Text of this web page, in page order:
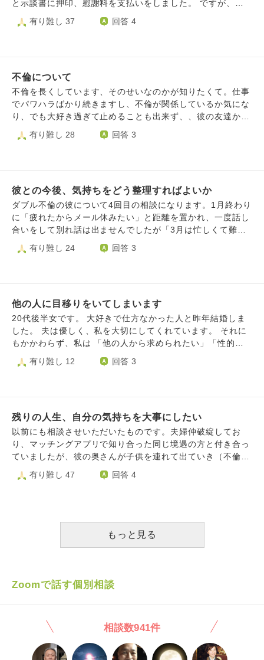
参ってしまいそうです。 今後どのように妻に接し、どのよ
間を大事にできるようにと遠慮してるように思わせたのかも
が好きです。今も彼にしてあげたいことが思い浮かんできて
しまいます。彼じゃない誰かもいるというの理解しています
が、彼の気持ちに答えたかったとばかり考えてしまい気持ち
の整理ができません。
と示談書に押印、慰謝料を支払いをしました。 ですが、や
められませんでした。彼から私の心配をするメッセージが届
いたり、少し話せないかと誘われたり。その度にこわさを感
電話がかかってきました。 もう仕事を続けていられない、
多額の慰謝料請求、それによる借金。この先、どうすればい
いのかわかりません。明日のことですら怖くてしょうがない
です。家庭を人生を壊してしまった罪悪感、申し訳なさはあ
い。」と責任転嫁しようとする自分がいます。「きっと彼が
法を調べています。死ぬことは解決にも償いにもならず、自
分が逃げたいだけと言うのも分かっています。 この先、私
はどう生きていけば良いのでしょうか。
有り難し 37 回答 4
不倫について
不倫を長くしています、そのせいなのかが知りたくて。仕事
でパワハラばかり続きますし、不倫が関係しているか気にな
り、でも大好き過ぎて止めることも出来ず、、彼の友達から
散々、忠告され3年程会わなかったです、私も鬱状態でした
し。今、元気になってまた会うように、、仕事は凄い良い所
なので、彼と会う影響なんでしょうか?
有り難し 28 回答 3
彼との今後、気持ちをどう整理すればよいか
ダブル不倫の彼について4回目の相談になります。1月終わり
に「疲れたからメール休みたい」と距離を置かれ、一度話し
合いをして別れ話は出ませんでしたが「3月は忙しくて難し
い」と会えない状態でメールだけ続けています。4月に会え
るかどうかもわかりません。 付き合って2年目に彼の家庭
３年で様々なことが降りかかり、いっぱいいっぱいの状態で
す。彼の状況を理解し応援してきましたが、恋愛の比重が一
気に下がったであろう彼に対して不安や寂しさを感じる事が
増え、分かり合いたいと思いぶつけてきた思いや不満が彼に
のや2人の未来に前向きなら、そんな状況でも励ましあって
のない状況下での気持ちを理解しきれず不安を募らせ追い詰
めてしまった事を謝罪し、別れ話にはなりませんでしたが、
現状彼の気持ちを尊重して距離を置いている中で、分かり合
いたくてぶつけた気持ちの行き場もなくなり、またこれ以上
のメールを続けているだけで、心の距離はどんどん離れてい
かったのか答えがみつかりません。本当に彼を大切に思い、
きな気持ちが持てなくなってきて、メールのやり取りも希望
期限を決めて様子をみるか、別れる覚悟で自分の思いを伝
イスお願いします。
有り難し 24 回答 3
他の人に目移りをいてしまいます
20代後半女です。 大好きで仕方なかった人と昨年結婚しま
した。 夫は優しく、私を大切にしてくれています。 それに
もかかわらず、私は 「他の人から求められたい」「性的な
快感がほしい」 という衝動を繰り返し、男性に求められる
と関係を持ってしまい、 そのたびに強い罪悪感と自己嫌悪
あることは分かっています。 それでも衝動が出てしまう自
分を、止められないことがあります。 少し、私の幼少期に
ついても書かせてください。 私は子どもの頃、 「そのまま
の自分を肯定してもらう」経験が少なかったように思いま
していること」「求められること」で 自分の価値を感じよ
い空虚感や不安が出てきます。 今振り返ると、 その埋めら
れない感覚を、 他人からの承認や性的な関係で埋めようと
つけてしまう自分が怖く、 「こんな自分は生きている価値
があるのだろうか」と 極端に考えてしまうこともありま
い」「反省しなさい」 という言葉だけでは、うまくいかな
な自分が、 これから少しずつ変わっていくためには、 何か
有り難し 12 回答 3
残りの人生、自分の気持ちを大事にしたい
以前にも相談させいただいたものです。夫婦仲破綻してお
り、マッチングアプリで知り合った同じ境遇の方と付き合っ
ていましたが、彼の奥さんが子供を連れて出ていき（不倫は
バレていない）彼は現在離婚調停中です。関係性が変わり悩
みました。彼は離婚が成立したら不倫じゃなく日の当たる恋
する意を伝え、付き合いは継続しています。彼は元々仕事が
誠意を見せたくて夫婦関係ではさらに頑な態度を貫き、関係
を守りたい、人に話せない境遇から孤独を深め、より彼に依
は必死に弁解してくれ、その日のメールも不満は言葉で伝え
てほしい、ちゃんと話し合っていきたいと歩み寄りのメール
をくれました。しかしその２日後、突然「疲れたからメール
有り難し 47 回答 4
もっと見る
Zoomで話す個別相談
相談数941件